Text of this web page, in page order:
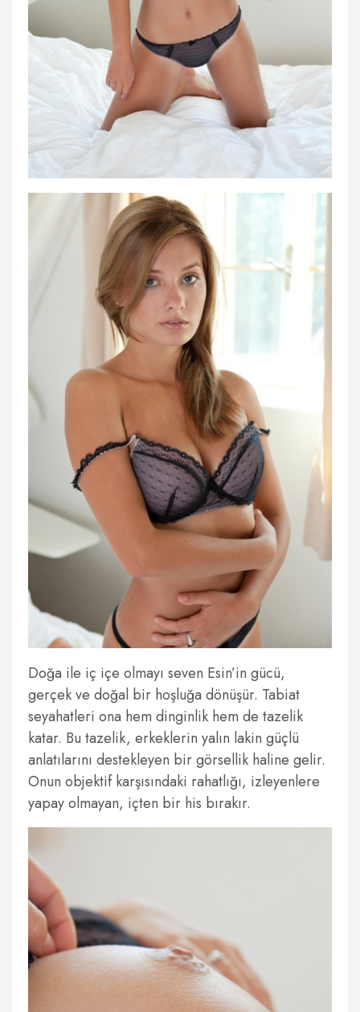
Doğa ile iç içe olmayı seven Esin’in gücü,
gerçek ve doğal bir hoşluğa dönüşür. Tabiat
seyahatleri ona hem dinginlik hem de tazelik
katar. Bu tazelik, erkeklerin yalın lakin güçlü
anlatılarını destekleyen bir görsellik haline gelir.
Onun objektif karşısındaki rahatlığı, izleyenlere
yapay olmayan, içten bir his bırakır.